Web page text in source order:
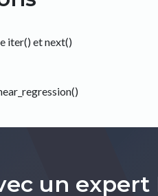
iter() et next()
un expert